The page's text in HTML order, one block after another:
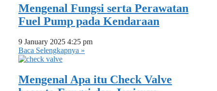
Mengenal Fungsi serta Perawatan
Fuel Pump pada Kendaraan
9 January 2025 4:25 pm
Baca Selengkapnya »
Mengenal Apa itu Check Valve